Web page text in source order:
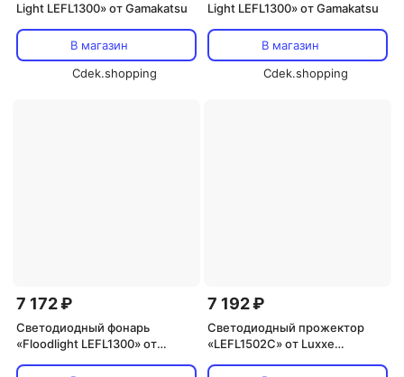
Light LEFL1300» от Gamakatsu
В магазин
Cdek.shopping
Light LEFL1300» от Gamakatsu
В магазин
Cdek.shopping
7 172 ₽
Светодиодный фонарь
«Floodlight LEFL1300» от
7 192 ₽
Светодиодный прожектор
«LEFL1502C» от Luxxe